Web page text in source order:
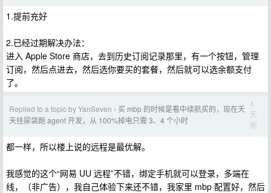
1.提前充好
2.已经过期解决办法：
进入 Apple Store 商店，去到历史订阅记录那里，有一个按钮，管理
订阅，然后点进去，然后选你要买的套餐，然后就可以选余额支付
了。
Replied to a topic by YanSeven › 买 mbp 的时候是看中续航买的，现在天
天挂尿袋跑 agent 开发，从 100%掉电只需 3、4 个小时
4
天
前
都一样，所以楼上说的远程是最优解。
我感觉的这个“网易 UU 远程”不错，绑定手机就可以登录，多端在
线，（非广告），我自己体验下来还不错，我家里 mbp 配置好，然后